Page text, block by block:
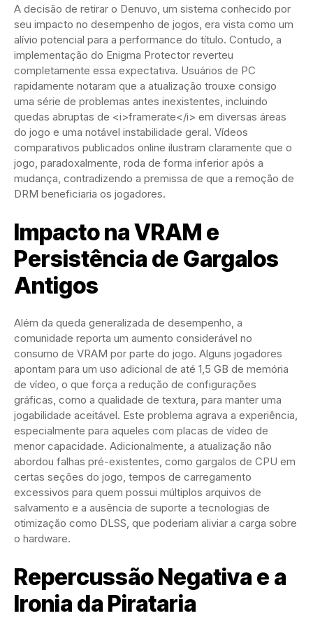
A decisão de retirar o Denuvo, um sistema conhecido por
seu impacto no desempenho de jogos, era vista como um
alívio potencial para a performance do título. Contudo, a
implementação do Enigma Protector reverteu
completamente essa expectativa. Usuários de PC
rapidamente notaram que a atualização trouxe consigo
uma série de problemas antes inexistentes, incluindo
quedas abruptas de <i>framerate</i> em diversas áreas
do jogo e uma notável instabilidade geral. Vídeos
comparativos publicados online ilustram claramente que o
jogo, paradoxalmente, roda de forma inferior após a
mudança, contradizendo a premissa de que a remoção de
DRM beneficiaria os jogadores.
Impacto na VRAM e
Persistência de Gargalos
Antigos
Além da queda generalizada de desempenho, a
comunidade reporta um aumento considerável no
consumo de VRAM por parte do jogo. Alguns jogadores
apontam para um uso adicional de até 1,5 GB de memória
de vídeo, o que força a redução de configurações
gráficas, como a qualidade de textura, para manter uma
jogabilidade aceitável. Este problema agrava a experiência,
especialmente para aqueles com placas de vídeo de
menor capacidade. Adicionalmente, a atualização não
abordou falhas pré-existentes, como gargalos de CPU em
certas seções do jogo, tempos de carregamento
excessivos para quem possui múltiplos arquivos de
salvamento e a ausência de suporte a tecnologias de
otimização como DLSS, que poderiam aliviar a carga sobre
o hardware.
Repercussão Negativa e a
Ironia da Pirataria